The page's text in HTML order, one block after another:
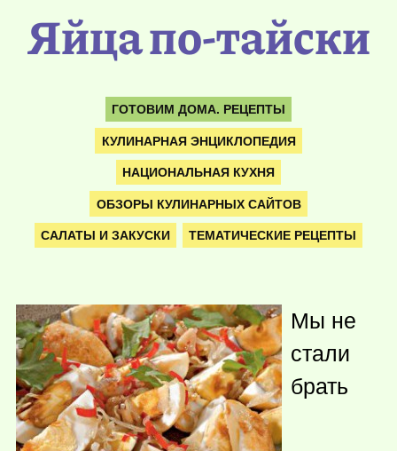
Яйца по-тайски
ГОТОВИМ ДОМА. РЕЦЕПТЫ
КУЛИНАРНАЯ ЭНЦИКЛОПЕДИЯ
НАЦИОНАЛЬНАЯ КУХНЯ
ОБЗОРЫ КУЛИНАРНЫХ САЙТОВ
САЛАТЫ И ЗАКУСКИ ТЕМАТИЧЕСКИЕ РЕЦЕПТЫ
Мы не
стали
брать